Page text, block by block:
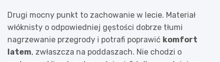
Drugi mocny punkt to zachowanie w lecie. Materiał
włóknisty o odpowiedniej gęstości dobrze tłumi
nagrzewanie przegrody i potrafi poprawić komfort
latem, zwłaszcza na poddaszach. Nie chodzi o